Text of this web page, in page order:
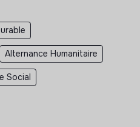
Alternance Humanitaire
Social